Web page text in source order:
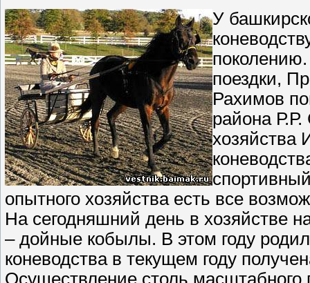
У
поездки,
Рахимов
района Р.Р.
хозяйства
опытного хозяйства есть все
На сегодняшний день в хозяйстве
– дойные кобылы. В этом году
коневодства в текущем году
Осуществление столь масштабного